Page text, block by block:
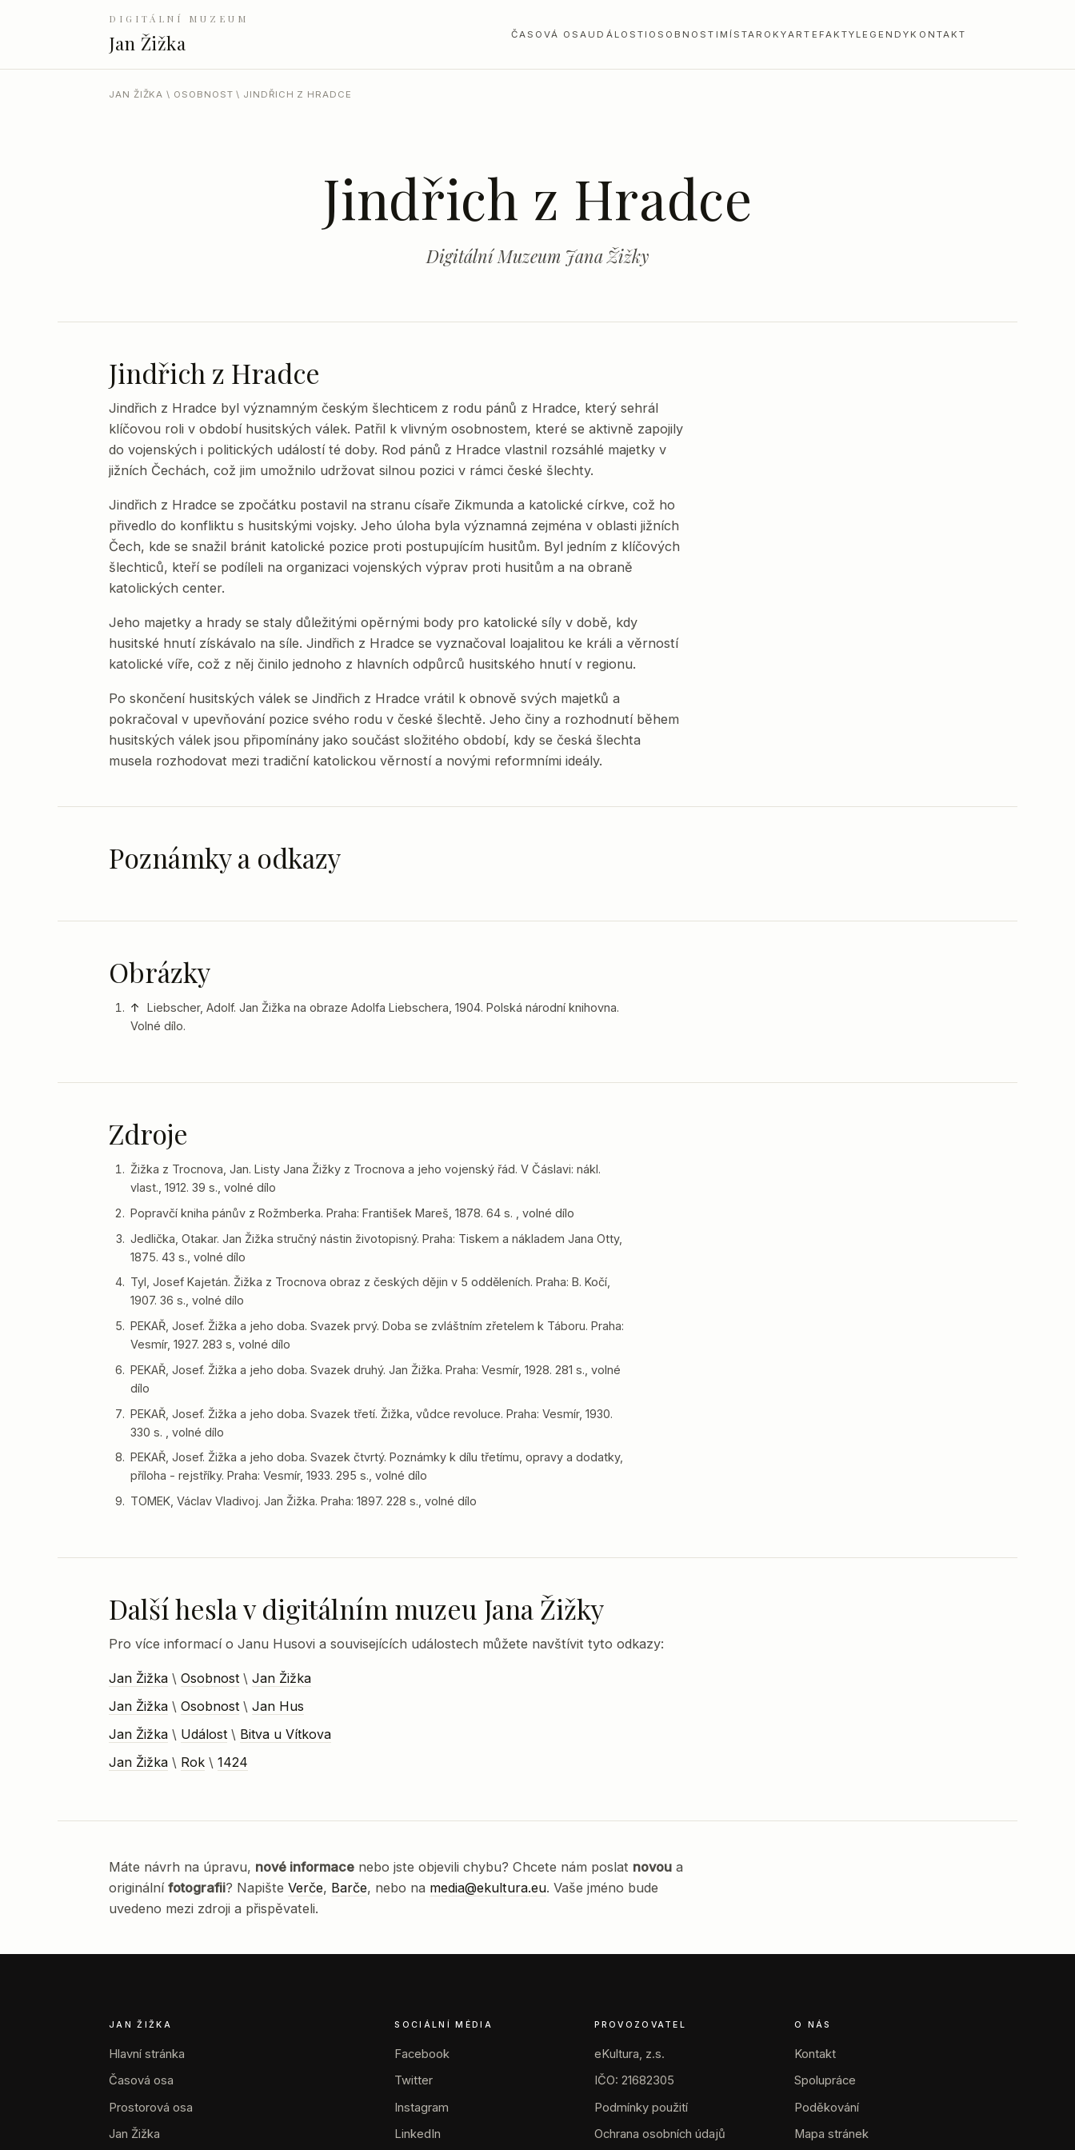
DIGITÁLNÍ MUZEUM
Jan Žižka ČASOVÁ OSA UDÁLOSTI OSOBNOSTI MÍSTA ROKYARTEFAKTY LEGENDY KONTAKT
JAN ŽIŽKA \ OSOBNOST \ JINDŘICH Z HRADCE
Jindřich z Hradce
Digitální Muzeum Jana Žižky
Jindřich z Hradce
Jindřich z Hradce byl významným českým šlechticem z rodu pánů z Hradce, který sehrál
klíčovou roli v období husitských válek. Patřil k vlivným osobnostem, které se aktivně zapojily
do vojenských i politických událostí té doby. Rod pánů z Hradce vlastnil rozsáhlé majetky v
jižních Čechách, což jim umožnilo udržovat silnou pozici v rámci české šlechty.
Jindřich z Hradce se zpočátku postavil na stranu císaře Zikmunda a katolické církve, což ho
přivedlo do konfliktu s husitskými vojsky. Jeho úloha byla významná zejména v oblasti jižních
Čech, kde se snažil bránit katolické pozice proti postupujícím husitům. Byl jedním z klíčových
šlechticů, kteří se podíleli na organizaci vojenských výprav proti husitům a na obraně
katolických center.
Jeho majetky a hrady se staly důležitými opěrnými body pro katolické síly v době, kdy
husitské hnutí získávalo na síle. Jindřich z Hradce se vyznačoval loajalitou ke králi a věrností
katolické víře, což z něj činilo jednoho z hlavních odpůrců husitského hnutí v regionu.
Po skončení husitských válek se Jindřich z Hradce vrátil k obnově svých majetků a
pokračoval v upevňování pozice svého rodu v české šlechtě. Jeho činy a rozhodnutí během
husitských válek jsou připomínány jako součást složitého období, kdy se česká šlechta
musela rozhodovat mezi tradiční katolickou věrností a novými reformními ideály.
Poznámky a odkazy
Obrázky
↑
Liebscher, Adolf. Jan Žižka na obraze Adolfa Liebschera, 1904. Polská národní knihovna.
Volné dílo.
Zdroje
Žižka z Trocnova, Jan. Listy Jana Žižky z Trocnova a jeho vojenský řád. V Čáslavi: nákl.
vlast., 1912. 39 s., volné dílo
Popravčí kniha pánův z Rožmberka. Praha: František Mareš, 1878. 64 s. , volné dílo
Jedlička, Otakar. Jan Žižka stručný nástin životopisný. Praha: Tiskem a nákladem Jana Otty,
1875. 43 s., volné dílo
Tyl, Josef Kajetán. Žižka z Trocnova obraz z českých dějin v 5 odděleních. Praha: B. Kočí,
1907. 36 s., volné dílo
PEKAŘ, Josef. Žižka a jeho doba. Svazek prvý. Doba se zvláštním zřetelem k Táboru. Praha:
Vesmír, 1927. 283 s, volné dílo
PEKAŘ, Josef. Žižka a jeho doba. Svazek druhý. Jan Žižka. Praha: Vesmír, 1928. 281 s., volné
dílo
PEKAŘ, Josef. Žižka a jeho doba. Svazek třetí. Žižka, vůdce revoluce. Praha: Vesmír, 1930.
330 s. , volné dílo
PEKAŘ, Josef. Žižka a jeho doba. Svazek čtvrtý. Poznámky k dílu třetímu, opravy a dodatky,
příloha - rejstříky. Praha: Vesmír, 1933. 295 s., volné dílo
TOMEK, Václav Vladivoj. Jan Žižka. Praha: 1897. 228 s., volné dílo
Další hesla v digitálním muzeu Jana Žižky
Pro více informací o Janu Husovi a souvisejících událostech můžete navštívit tyto odkazy:
Jan Žižka \ Osobnost \ Jan Žižka
Jan Žižka \ Osobnost \ Jan Hus
Jan Žižka \ Událost \ Bitva u Vítkova
Jan Žižka \ Rok \ 1424
Máte návrh na úpravu, nové informace nebo jste objevili chybu? Chcete nám poslat novou a
originální fotografii? Napište Verče, Barče, nebo na media@ekultura.eu. Vaše jméno bude
uvedeno mezi zdroji a přispěvateli.
JAN ŽIŽKA
Hlavní stránka
Časová osa
Prostorová osa
Jan Žižka
SOCIÁLNÍ MÉDIA
Facebook
Twitter
Instagram
LinkedIn
PROVOZOVATEL
eKultura, z.s.
IČO: 21682305
Podmínky použití
Ochrana osobních údajů
O NÁS
Kontakt
Spolupráce
Poděkování
Mapa stránek